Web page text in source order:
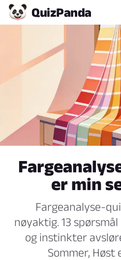
QuizPanda
er min
Fargeanalyse-
nøyaktig. 13
og instinkter
Sommer, Høst